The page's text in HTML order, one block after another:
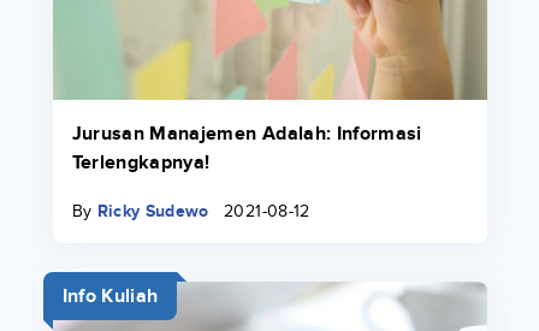
Jurusan Manajemen Adalah: Informasi
Terlengkapnya!
By Ricky Sudewo 2021-08-12
Info Kuliah